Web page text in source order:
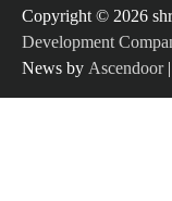
Copyright ©️ 2026
Development
News by Ascendoor|